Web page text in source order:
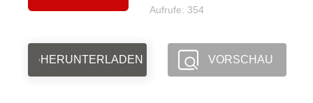
Aufrufe: 354
HERUNTERLADEN VORSCHAU